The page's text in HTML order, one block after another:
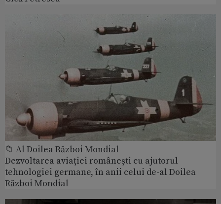
📁 Al Doilea Război Mondial
Dezvoltarea aviației românești cu ajutorul
tehnologiei germane, în anii celui de-al Doilea
Război Mondial